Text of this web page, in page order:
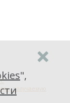
получаемую
",